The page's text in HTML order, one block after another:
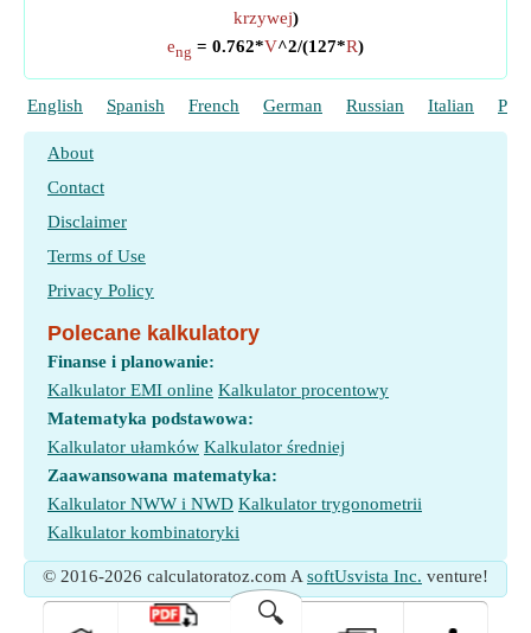
krzywej)
eng = 0.762*V^2/(127*R)
English Spanish French German Russian Italian
About
Contact
Disclaimer
Terms of Use
Privacy Policy
Polecane kalkulatory
Finanse i planowanie:
Kalkulator EMI online Kalkulator procentowy
Matematyka podstawowa:
Kalkulator ułamków Kalkulator średniej
Zaawansowana matematyka:
Kalkulator NWW i NWD Kalkulator trygonometrii
Kalkulator kombinatoryki
© 2016-2026 calculatoratoz.com A softUsvista Inc. venture!
🔍